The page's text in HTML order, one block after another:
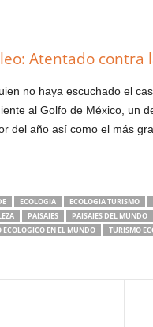
Atentado contra
no haya escuchado el
al Golfo de México, un
del año así como el más
ECOLOGIA ECOLOGIA TURISMO
PAISAJES PAISAJES DEL MUNDO
ECOLOGICO EN EL MUNDO TURISMO